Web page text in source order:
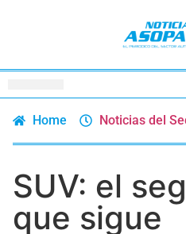
Home Noticias del
SUV: el
que sigue